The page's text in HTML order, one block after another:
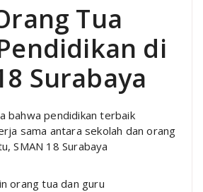
Tua
di
Surabaya
bahwa pendidikan terbaik
sama antara sekolah dan orang
SMAN 18 Surabaya
orang tua dan guru